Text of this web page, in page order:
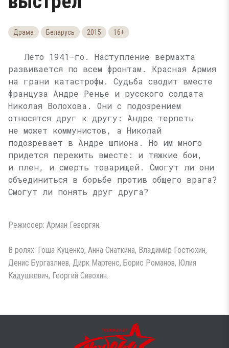
Драма Беларусь 2015 16+
Лето 1941-го. Наступление вермахта
развивается по всем фронтам. Красная Армия
на грани катастрофы. Судьба сводит вместе
француза Андре Ренье и русского солдата
Николая Волохова. Они с подозрением
относятся друг к другу: Андре терпеть
не может коммунистов, а Николай
подозревает в Андре шпиона. Но им много
придется пережить вместе: и тяжкие бои,
и плен, и смерть товарищей. Смогут ли они
объединиться в борьбе против общего врага?
Смогут ли понять друг друга?
Режиссер: Арман Геворгян.
В ролях: Гоша Куценко, Анна Снаткина, Владимир Гостюхин,
Денис Бургазлиев, Дирк Мартенс, Борис Романов, Юлия
Кадушкевич, Георгий Сивохин.